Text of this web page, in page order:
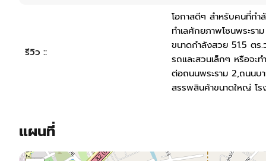
รีวิว ::
โอกาสดีๆ สำหรับคนที่กำ
ทำเลศักยภาพโซนพระร
ขนาดกำลังสวย 51.5 ตร
รถและสวนเล็กๆ หรือจะ
ต่อถนนพระราม 2,ถนนบ
สรรพสินค้าขนาดใหญ่ โร
แผนที่